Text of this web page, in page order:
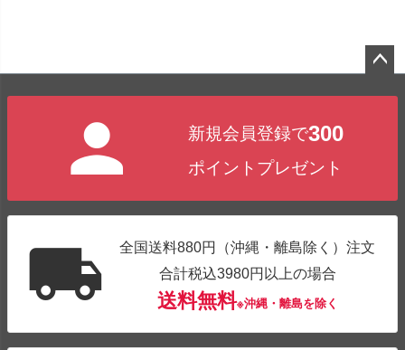
新規会員登録で300
ポイントプレゼント
全国送料880円（沖縄・離島除く）注文
合計税込3980円以上の場合
送料無料※沖縄・離島を除く